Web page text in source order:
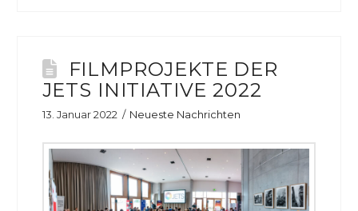
FILMPROJEKTE DER
JETS INITIATIVE 2022
13. Januar 2022 Neueste Nachrichten